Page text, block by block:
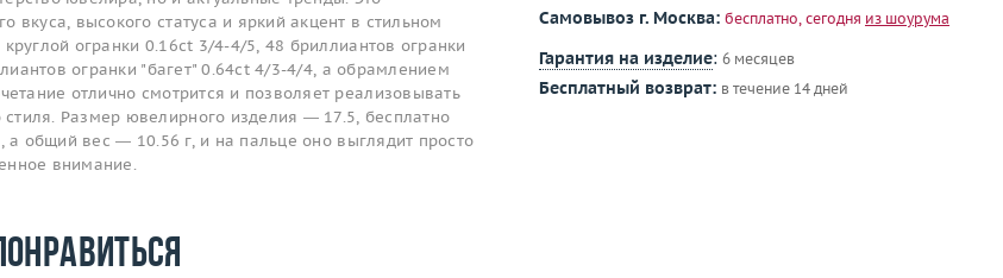
вкуса, высокого статуса и яркий акцент в стильном
огранки 0.16ct 3/4-4/5, 48 бриллиантов огранки
огранки "багет" 0.64ct 4/3-4/4, а обрамлением
отлично смотрится и позволяет реализовывать
Размер ювелирного изделия — 17.5, бесплатно
общий вес — 10.56 г, и на пальце оно выглядит просто
внимание.
Самовывоз г. Москва: бесплатно, сегодня из шоурума
Гарантия на изделие: 6 месяцев
Бесплатный возврат: в течение 14 дней